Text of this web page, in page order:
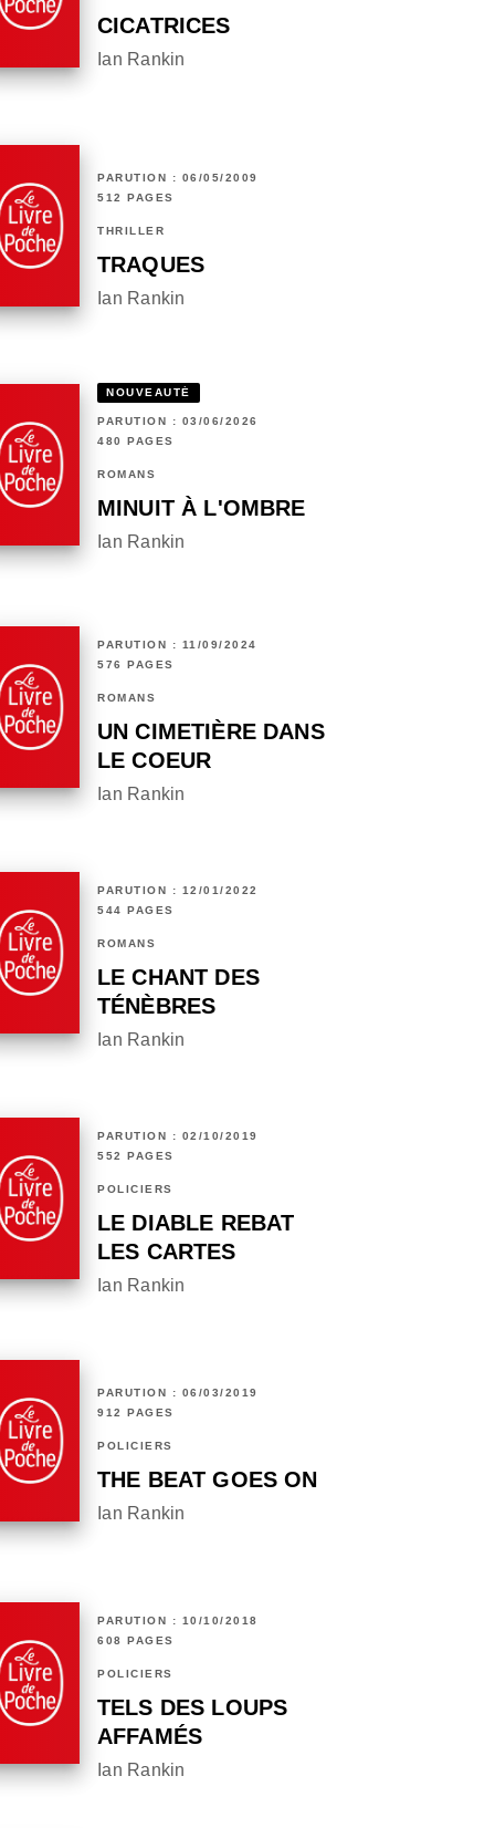
CICATRICES
Ian Rankin
PARUTION : 06/05/2009
512 PAGES
THRILLER
TRAQUES
Ian Rankin
NOUVEAUTÉ
PARUTION : 03/06/2026
480 PAGES
ROMANS
MINUIT À L'OMBRE
Ian Rankin
PARUTION : 11/09/2024
576 PAGES
ROMANS
UN CIMETIÈRE DANS
LE COEUR
Ian Rankin
PARUTION : 12/01/2022
544 PAGES
ROMANS
LE CHANT DES
TÉNÈBRES
Ian Rankin
PARUTION : 02/10/2019
552 PAGES
POLICIERS
LE DIABLE REBAT
LES CARTES
Ian Rankin
PARUTION : 06/03/2019
912 PAGES
POLICIERS
THE BEAT GOES ON
Ian Rankin
PARUTION : 10/10/2018
608 PAGES
POLICIERS
TELS DES LOUPS
AFFAMÉS
Ian Rankin